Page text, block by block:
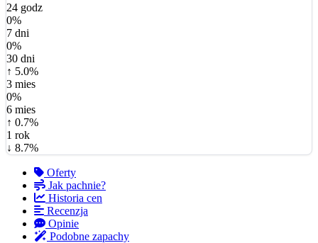
24 godz
0%
7 dni
0%
30 dni
↑ 5.0%
3 mies
0%
6 mies
↑ 0.7%
1 rok
↓ 8.7%
Oferty
Jak pachnie?
Historia cen
Recenzja
Opinie
Podobne zapachy